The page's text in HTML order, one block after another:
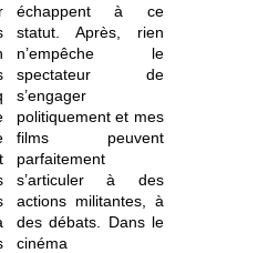
échappent à ce
statut. Après, rien
n’empêche le
spectateur de
s’engager
politiquement et mes
films peuvent
parfaitement
s’articuler à des
actions militantes, à
des débats. Dans le
cinéma